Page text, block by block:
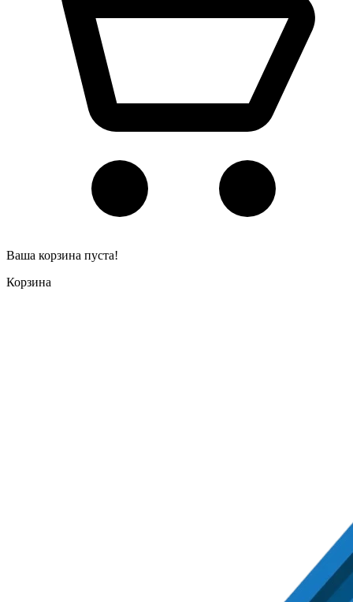
Ваша корзина пуста!
Корзина